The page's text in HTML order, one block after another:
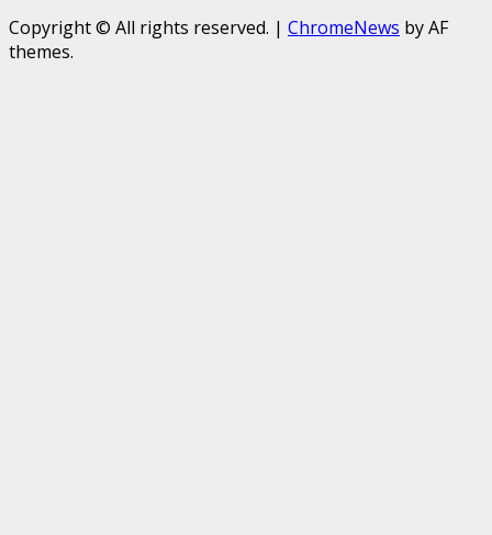
Copyright © All rights reserved. | ChromeNews by AF
themes.